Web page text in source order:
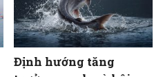
Định hướng tăng